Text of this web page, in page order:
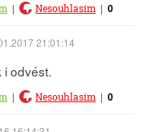
| Nesouhlasím | 0
21:01:14
odvést.
| Nesouhlasím | 0